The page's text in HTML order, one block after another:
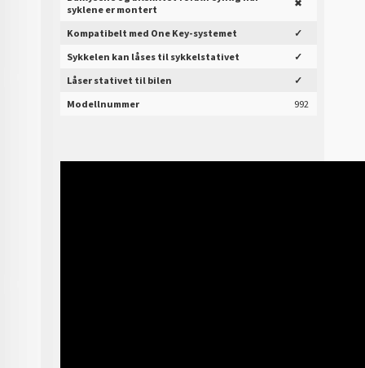
syklene er montert
✖
Kompatibelt med One Key-systemet
✓
Sykkelen kan låses til sykkelstativet
✓
Låser stativet til bilen
✓
Modellnummer
992